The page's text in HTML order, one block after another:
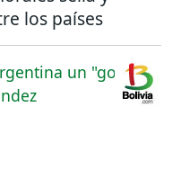
los países